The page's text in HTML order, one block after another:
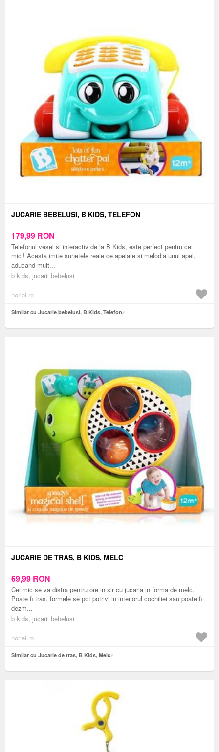
JUCARIE BEBELUSI, B KIDS, TELEFON
179,99 RON
Telefonul vesel si interactiv de la B Kids, este perfect pentru cei
mici! Acesta imite sunetele reale de apelare si melodia unui apel,
aducand mult...
b kids, jucarii bebelusi
noriel.ro
Similar cu Jucarie bebelusi, B Kids, Telefon
JUCARIE DE TRAS, B KIDS, MELC
69,99 RON
Cel mic se va distra pentru ore in sir cu jucaria in forma de melc.
Poate fi tras, formele se pot potrivi in interiorul cochiliei sau poate fi
dezm...
b kids, jucarii bebelusi
noriel.ro
Similar cu Jucarie de tras, B Kids, Melc